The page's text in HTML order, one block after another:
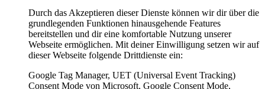
Durch das Akzeptieren dieser Dienste können wir dir über die
grundlegenden Funktionen hinausgehende Features
bereitstellen und dir eine komfortable Nutzung unserer
Webseite ermöglichen. Mit deiner Einwilligung setzen wir auf
dieser Webseite folgende Drittdienste ein:
Google Tag Manager, UET (Universal Event Tracking)
Consent Mode von Microsoft, Google Consent Mode,